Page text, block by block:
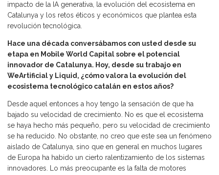
impacto de la IA generativa, la evolución del ecosistema en
Catalunya y los retos éticos y económicos que plantea esta
revolución tecnológica.
Hace una década conversábamos con usted desde su
etapa en Mobile World Capital sobre el potencial
innovador de Catalunya. Hoy, desde su trabajo en
WeArtificial y Liquid, ¿cómo valora la evolución del
ecosistema tecnológico catalán en estos años?
Desde aquel entonces a hoy tengo la sensación de que ha
bajado su velocidad de crecimiento. No es que el ecosistema
se haya hecho más pequeño, pero su velocidad de crecimiento
se ha reducido. No obstante, no creo que este sea un fenómeno
aislado de Catalunya, sino que en general en muchos lugares
de Europa ha habido un cierto ralentizamiento de los sistemas
innovadores. Lo más preocupante es la falta de motores